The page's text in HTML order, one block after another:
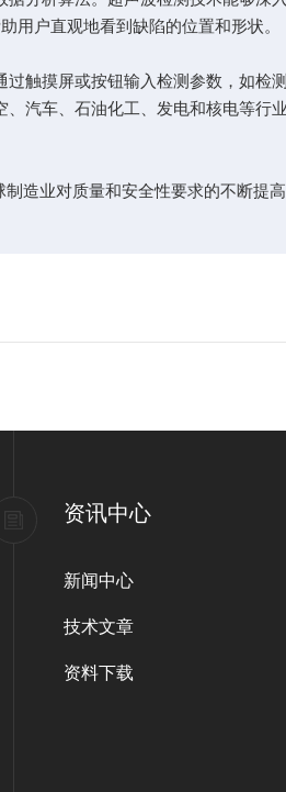
用户直观地看到缺陷的位置和形状。
摸屏或按钮输入检测参数，如检
汽车、石油化工、发电和核电等
业对质量和安全性要求的不断提高
资讯中心
新闻中心
技术文章
资料下载